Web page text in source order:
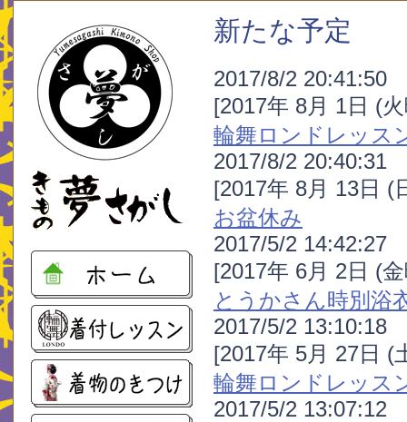
新たな予定
2017/8/2 20:41:50
[2017年 8月 1日 (
輪舞ロンドレッス
2017/8/2 20:40:31
[2017年 8月 13日 (
お盆休み
2017/5/2 14:42:27
[2017年 6月 2日 (
とうかさん時別浴
2017/5/2 13:10:18
[2017年 5月 27日 (
輪舞ロンドレッス
2017/5/2 13:07:12